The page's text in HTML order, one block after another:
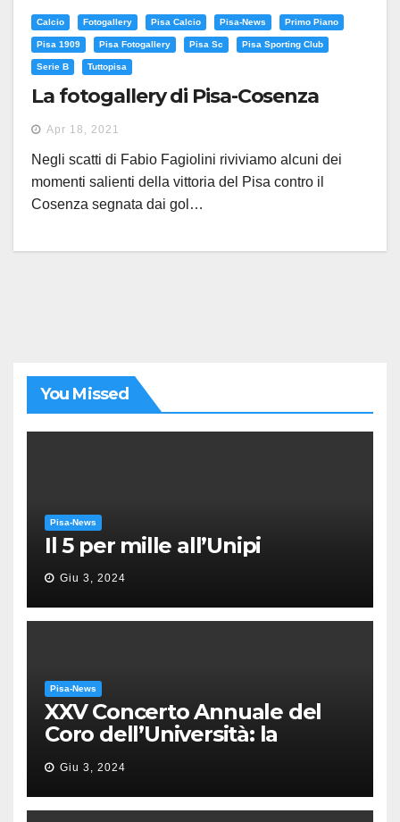
Calcio Fotogallery Pisa Calcio Pisa-News Primo Piano
Pisa 1909 Pisa Fotogallery Pisa Sc Pisa Sporting Club
Serie B Tuttopisa
La fotogallery di Pisa-Cosenza
Apr 18, 2021
Negli scatti di Fabio Fagiolini riviviamo alcuni dei
momenti salienti della vittoria del Pisa contro il
Cosenza segnata dai gol…
You Missed
Pisa-News
Il 5 per mille all’Unipi
Giu 3, 2024
Pisa-News
XXV Concerto Annuale del
Coro dell’Università: la
“Messa in gloria” di Giacomo
Puccini
Giu 3, 2024